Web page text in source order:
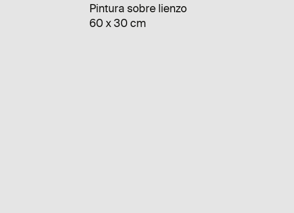
Pintura sobre lienzo
60 x 30 cm